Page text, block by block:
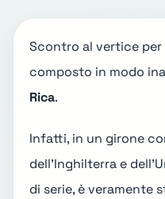
Scontro al vertice per
composto in modo
Rica.
Infatti, in un girone
dell'Inghilterra e
di serie, è veramente